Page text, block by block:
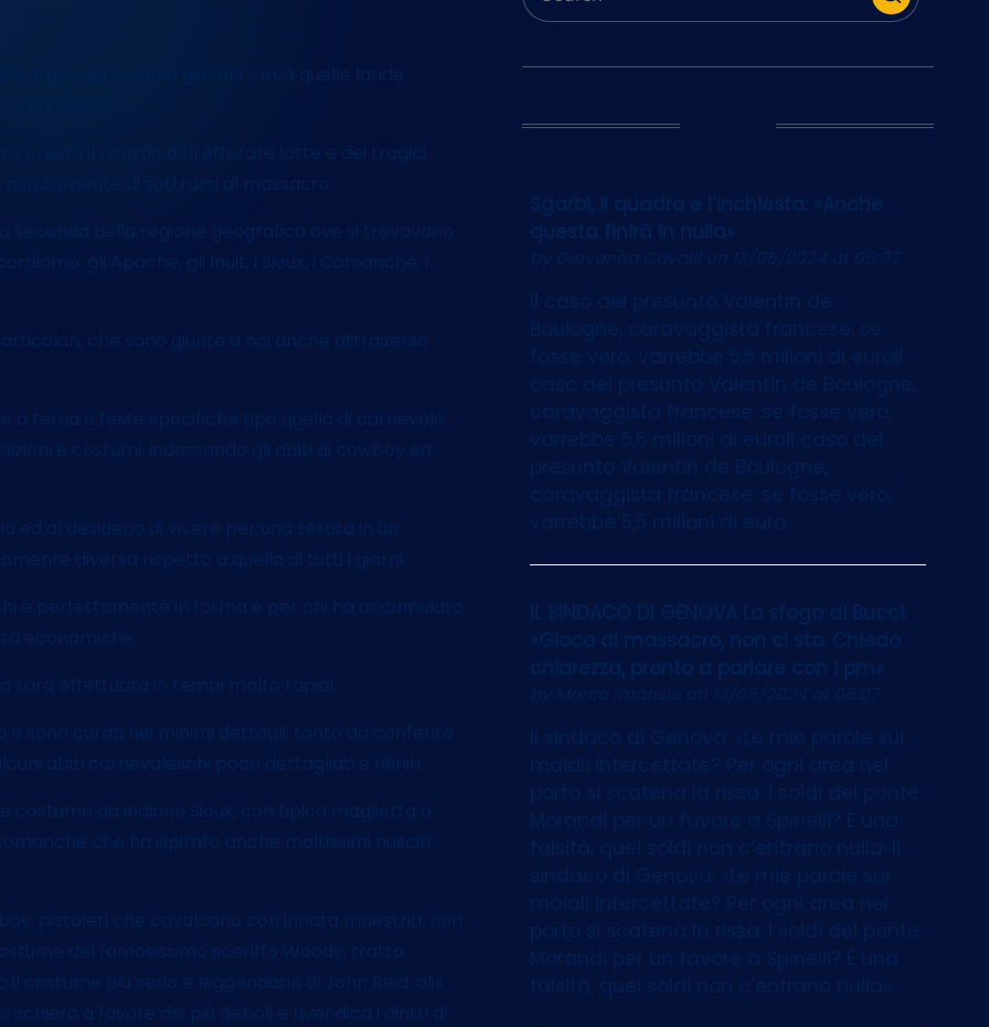
di giovani e meno giovani, circa quelle lande
di pistola.
presto il ricordo dell’efferate lotte e dei tragici
di sottrarsi al massacro.
seconda della regione geografica ove si trovavano
gli Apache, gli Inuit, i Sioux, i Comanche, i
che sono giunte a noi anche attraverso
a tema o feste specifiche tipo quella di carnevale,
e costumi, indossando gli abiti di cowboy ed
al desiderio di vivere per una serata in un
diversa rispetto a quella di tutti i giorni.
è perfettamente in forma e per chi ha accumulato
economiche.
sarà effettuata in tempi molto rapidi.
e sono curati nei minimi dettagli, tanto da conferire
abiti carnevaleschi poco dettagliati e rifiniti.
costume da indiano Sioux, con tipica maglietta a
che ha ispirato anche moltissimi riusciti
pistoleri che cavalcano con innata maestria, non
del famosissimo sceriffo Woody, tratto
costume più serio e leggendario di John Reid, alis
schiera a favore dei più deboli e rivendica i diritti di
Ultim’Ora
Sgarbi, il quadro e l’inchiesta: «Anche
questa finirà in nulla»
by Giovanna Cavallion 13/05/2024 at 06:07
Il caso del presunto Valentin de
Boulogne, caravaggista francese: se
fosse vero, varrebbe 5,5 milioni di euroIl
caso del presunto Valentin de Boulogne,
caravaggista francese: se fosse vero,
varrebbe 5,5 milioni di euroIl caso del
presunto Valentin de Boulogne,
caravaggista francese: se fosse vero,
varrebbe 5,5 milioni di euro
IL SINDACO DI GENOVA Lo sfogo di Bucci:
«Gioco al massacro, non ci sto. Chiedo
chiarezza, pronto a parlare con i pm»
by Marco Imarisioon 13/05/2024 at 06:07
Il sindaco di Genova: «Le mie parole sui
maiali intercettate? Per ogni area nel
porto si scatena la rissa. I soldi del ponte
Morandi per un favore a Spinelli? È una
falsità, quei soldi non c’entrano nulla»Il
sindaco di Genova: «Le mie parole sui
maiali intercettate? Per ogni area nel
porto si scatena la rissa. I soldi del ponte
Morandi per un favore a Spinelli? È una
falsità, quei soldi non c’entrano nulla»